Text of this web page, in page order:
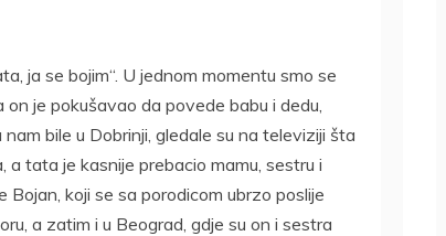
ja se bojim“. U jednom momentu smo se
je pokušavao da povede babu i dedu,
bile u Dobrinji, gledale su na televiziji šta
a tata je kasnije prebacio mamu, sestru i
Bojan, koji se sa porodicom ubrzo poslije
a zatim i u Beograd, gdje su on i sestra